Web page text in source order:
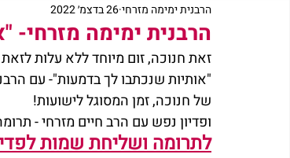
הרבנית ימימה מזרחי-
הרבנית ימימה מזרחי26 בדצמ׳ 2022
זאת חנוכה, זום מיוחד ללא עלות
"אותיות שנכתבו לך בדמעות"- עם
של חנוכה, זמן המסוגל לישועות!
ופדיון נפש עם הרב חיים מזרחי -
לתרומה ושליחת שמות